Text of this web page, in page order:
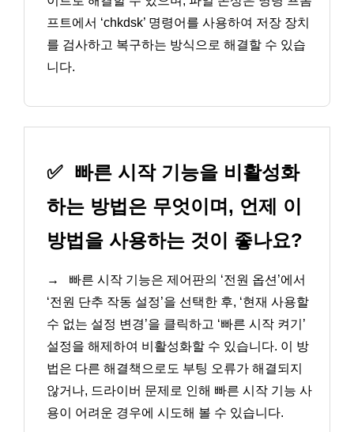
프트에서 ‘chkdsk’ 명령어를 사용하여 저장 장치
를 검사하고 복구하는 방식으로 해결할 수 있습
니다.
✅ 빠른 시작 기능을 비활성화
하는 방법은 무엇이며, 언제 이
방법을 사용하는 것이 좋나요?
→
빠른 시작 기능은 제어판의 ‘전원 옵션’에서
‘전원 단추 작동 설정’을 선택한 후, ‘현재 사용할
수 없는 설정 변경’을 클릭하고 ‘빠른 시작 켜기’
설정을 해제하여 비활성화할 수 있습니다. 이 방
법은 다른 해결책으로도 부팅 오류가 해결되지
않거나, 드라이버 문제로 인해 빠른 시작 기능 사
용이 어려운 경우에 시도해 볼 수 있습니다.